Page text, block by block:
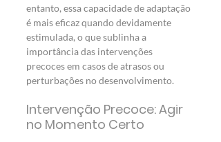
entanto, essa capacidade de adaptação
é mais eficaz quando devidamente
estimulada, o que sublinha a
importância das intervenções
precoces em casos de atrasos ou
perturbações no desenvolvimento.
Intervenção Precoce: Agir
no Momento Certo